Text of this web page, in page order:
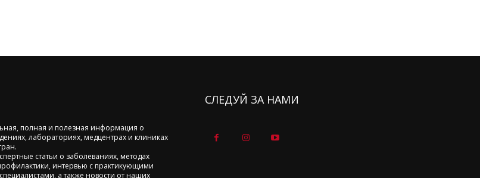
полная и полезная информация о
лабораториях, медцентрах и клиниках
статьи о заболеваниях, методах
интервью с практикующими
а также новости от наших
СЛЕДУЙ ЗА НАМИ